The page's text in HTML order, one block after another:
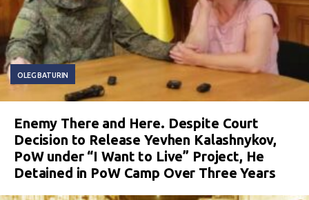
OLEG BATURIN
Enemy There and Here. Despite Court
Decision to Release Yevhen Kalashnykov,
PoW under “I Want to Live” Project, He
Detained in PoW Camp Over Three Years